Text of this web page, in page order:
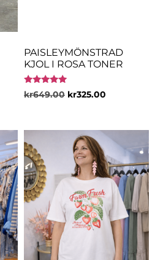
PAISLEYMÖNSTRAD
KJOL I ROSA TONER
Betygsatt
5.00
kr649.00 kr325.00